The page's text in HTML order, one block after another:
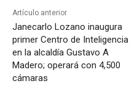
Artículo anterior
Janecarlo Lozano inaugura
primer Centro de Inteligencia
en la alcaldía Gustavo A
Madero; operará con 4,500
cámaras